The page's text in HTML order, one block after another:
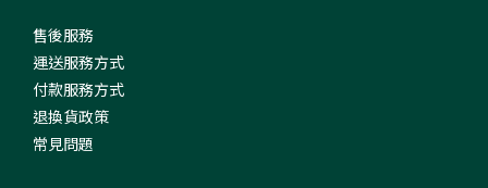
售後服務
運送服務方式
付款服務方式
退換貨政策
常見問題